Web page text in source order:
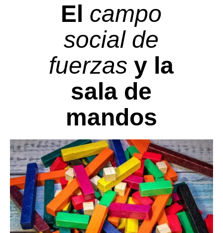
El campo
social de
fuerzas y la
sala de
mandos